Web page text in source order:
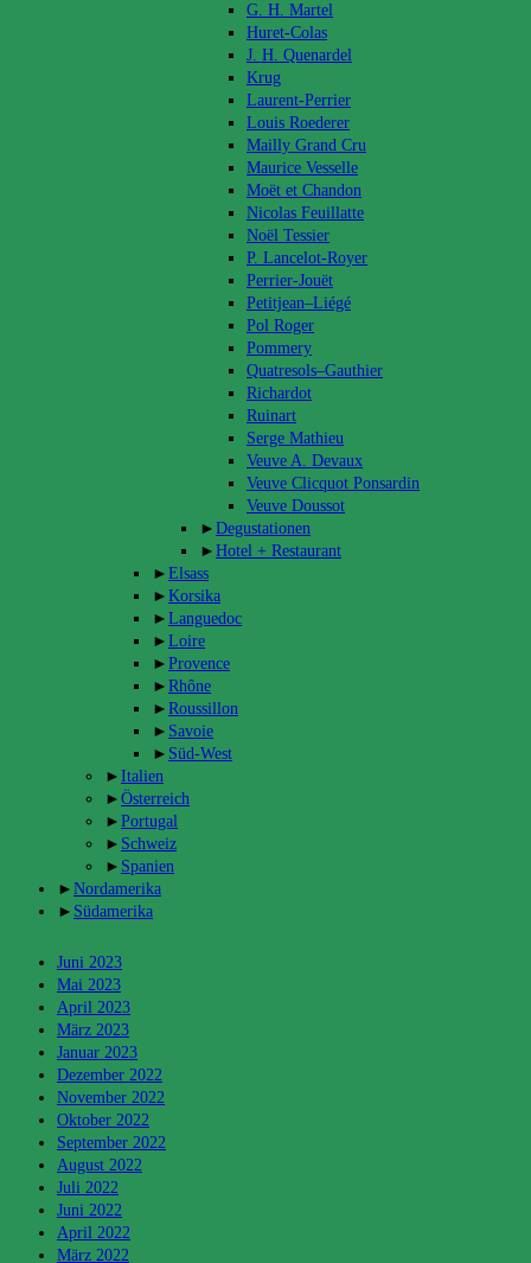
G. H. Martel
Huret-Colas
J. H. Quenardel
Krug
Laurent-Perrier
Louis Roederer
Mailly Grand Cru
Maurice Vesselle
Moët et Chandon
Nicolas Feuillatte
Noël Tessier
P. Lancelot-Royer
Perrier-Jouët
Petitjean–Liégé
Pol Roger
Pommery
Quatresols–Gauthier
Richardot
Ruinart
Serge Mathieu
Veuve A. Devaux
Veuve Clicquot Ponsardin
Veuve Doussot
► Degustationen
► Hotel + Restaurant
► Elsass
► Korsika
► Languedoc
► Loire
► Provence
► Rhône
► Roussillon
► Savoie
► Süd-West
► Italien
► Österreich
► Portugal
► Schweiz
► Spanien
► Nordamerika
► Südamerika
Juni 2023
Mai 2023
April 2023
März 2023
Januar 2023
Dezember 2022
November 2022
Oktober 2022
September 2022
August 2022
Juli 2022
Juni 2022
April 2022
März 2022